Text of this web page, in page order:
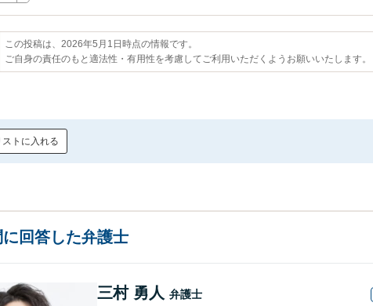
この投稿は、2026年5月1日時点の情報です。
ご自身の責任のもと適法性・有用性を考慮してご利用いただくようお願いいたします。
ストに入れる
回答した弁護士
三村 勇人 弁護士